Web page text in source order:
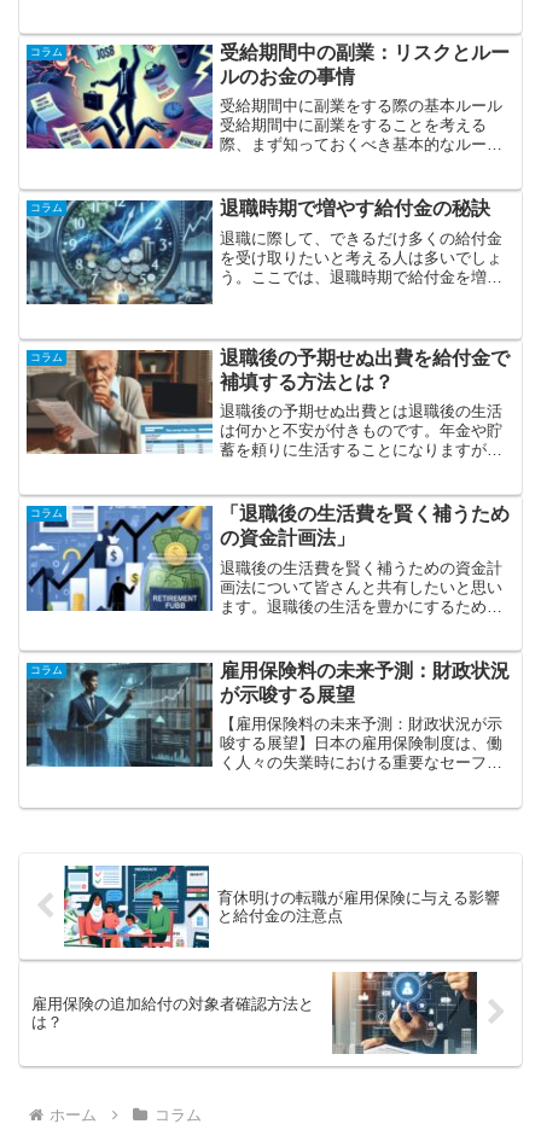
背後にはどのような意図があったのかを
探ることによって、雇用保...
コラム
受給期間中の副業：リスクとルー
ルのお金の事情
受給期間中に副業をする際の基本ルール
受給期間中に副業をすることを考える
際、まず知っておくべき基本的なルール
把握が不可欠です。基本的には、収入が
発生する活動が制限されるこ...
コラム 退職時期で増やす給付金の秘訣
退職に際して、できるだけ多くの給付金
を受け取りたいと考える人は多いでしょ
う。ここでは、退職時期で給付金を増や
を増やすための基本的な考...
コラム
退職後の予期せぬ出費を給付金で
補填する方法とは？
退職後の予期せぬ出費とは退職後の生活
は何かと不安が付きものです。年金や貯
蓄を頼りに生活することになりますが、
可能性のある予期せぬ出費について、具
体的に説明します。例えば、...
コラム
「退職後の生活費を賢く補うため
の資金計画法」
退職後の生活費を賢く補うための資金計
画法について皆さんと共有したいと思い
ます。退職後の生活を豊かにするために
ることで、安定した生活を送ることがで
きます。ここでは、具体的な...
コラム
雇用保険料の未来予測：財政状況
が示唆する展望
【雇用保険料の未来予測：財政状況が示
唆する展望】日本の雇用保険制度は、働
く人々の失業時における重要なセーフテ
育休明けの転職が雇用保険に与える影響
と給付金の注意点
雇用保険の追加給付の対象者確認方法と
は？
ホーム コラム